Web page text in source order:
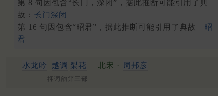
第 8 句因包含“长门，深闭”，据此推断可能引用了典
故： 长门深闭
第 16 句因包含“昭君”，据此推断可能引用了典故： 昭
君
水龙吟 越调 梨花 北宋 · 周邦彦
押词韵第三部